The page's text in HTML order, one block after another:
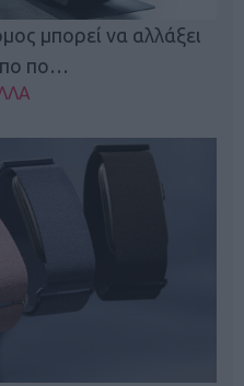
μπορεί να αλλάξει
πο…